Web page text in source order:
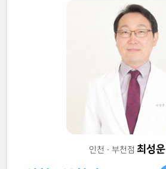
인천 · 부천점최성운